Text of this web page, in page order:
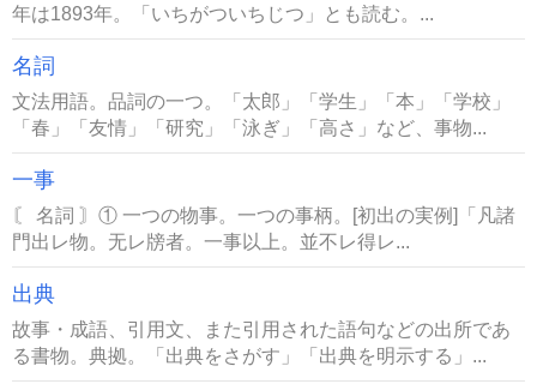
年は1893年。「いちがついちじつ」とも読む。...
名詞
文法用語。品詞の一つ。「太郎」「学生」「本」「学校」
「春」「友情」「研究」「泳ぎ」「高さ」など、事物...
一事
〘 名詞 〙① 一つの物事。一つの事柄。[初出の実例]「凡諸
門出レ物。无レ牓者。一事以上。並不レ得レ...
出典
故事・成語、引用文、また引用された語句などの出所であ
る書物。典拠。「出典をさがす」「出典を明示する」...